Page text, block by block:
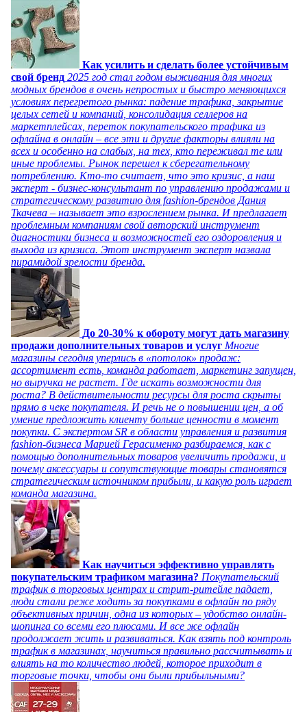
Как усилить и сделать более устойчивым
свой бренд 2025 год стал годом выживания для многих
модных брендов в очень непростых и быстро меняющихся
условиях перегретого рынка: падение трафика, закрытие
целых сетей и компаний, консолидация селлеров на
маркетплейсах, переток покупательского трафика из
офлайна в онлайн – все эти и другие факторы влияли на
всех и особенно на слабых, на тех, кто переживал те или
иные проблемы. Рынок перешел к сберегательному
потреблению. Кто-то считает, что это кризис, а наш
эксперт - бизнес-консультант по управлению продажами и
стратегическому развитию для fashion-брендов Дания
Ткачева – называет это взрослением рынка. И предлагает
проблемным компаниям свой авторский инструмент
диагностики бизнеса и возможностей его оздоровления и
выхода из кризиса. Этот инструмент эксперт назвала
пирамидой зрелости бренда.
До 20-30% к обороту могут дать магазину
продажи дополнительных товаров и услуг Многие
магазины сегодня уперлись в «потолок» продаж:
ассортимент есть, команда работает, маркетинг запущен,
но выручка не растет. Где искать возможности для
роста? В действительности ресурсы для роста скрыты
прямо в чеке покупателя. И речь не о повышении цен, а об
умение предложить клиенту больше ценности в момент
покупки. С экспертом SR в области управления и развития
fashion-бизнеса Марией Герасименко разбираемся, как с
помощью дополнительных товаров увеличить продажи, и
почему аксессуары и сопутствующие товары становятся
стратегическим источником прибыли, и какую роль играет
команда магазина.
Как научиться эффективно управлять
покупательским трафиком магазина? Покупательский
трафик в торговых центрах и стрит-ритейле падает,
люди стали реже ходить за покупками в офлайн по ряду
объективных причин, одна из которых – удобство онлайн-
шопинга со всеми его плюсами. И все же офлайн
продолжает жить и развиваться. Как взять под контроль
трафик в магазинах, научиться правильно рассчитывать и
влиять на то количество людей, которое приходит в
торговые точки, чтобы они были прибыльными?